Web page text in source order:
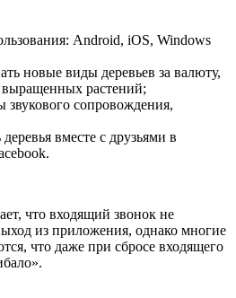
Android, iOS, Windows
новые виды деревьев за валюту,
растений;
звукового сопровождения,
вместе с друзьями в
что входящий звонок не
из приложения, однако многие
что даже при сбросе входящего